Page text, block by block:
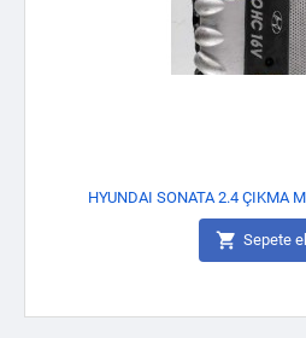
HYUNDAI SONATA 2.4 ÇIKMA
 Sepete